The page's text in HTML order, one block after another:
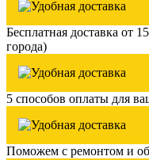
Бесплатная доставка от
города)
5 способов оплаты для
Поможем с ремонтом и